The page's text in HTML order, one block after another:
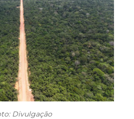
Divulgação